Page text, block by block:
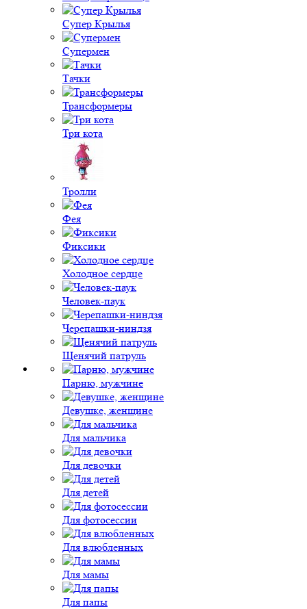
Супер Крылья
Супермен
Тачки
Трансформеры
Три кота
Тролли
Фея
Фиксики
Холодное сердце
Человек-паук
Черепашки-ниндзя
Щенячий патруль
Парню, мужчине
Девушке, женщине
Для мальчика
Для девочки
Для детей
Для фотосессии
Для влюбленных
Для мамы
Для папы